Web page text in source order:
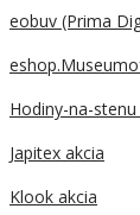
eobuv (Prima
Hodiny-na-
Japitex akcia
Klook akcia